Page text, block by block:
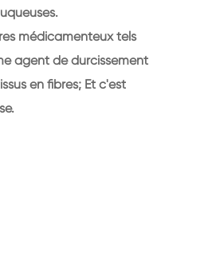
médicamenteux tels
agent de durcissement
en fibres; Et c'est